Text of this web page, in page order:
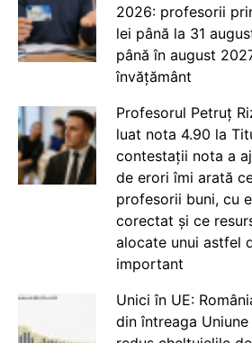
2026: profesorii
lei până la 31
până în august
învățământ
Profesorul Petruț
luat nota 4.90 la
contestații nota a
de erori îmi arată
profesorii buni, cu
corectat și ce
alocate unui astfel
important
Unici în UE:
din întreaga